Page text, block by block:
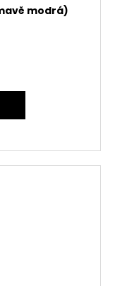
modrá)